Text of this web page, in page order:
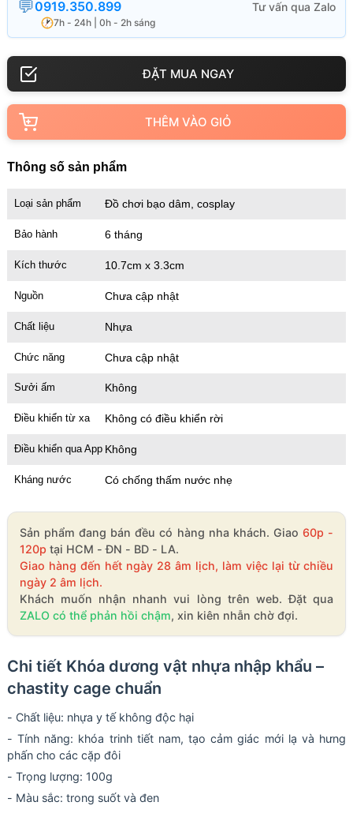
0919.350.899
7h - 24h | 0h - 2h sáng
THÊM VÀO GIỎ
Thông số sản phẩm
Loại sản phẩm Đồ chơi bạo dâm, cosplay
Bảo hành 6 tháng
Kích thước 10.7cm x 3.3cm
Nguồn Chưa cập nhật
Chất liệu Nhựa
Chức năng Chưa cập nhật
Sưởi ấm Không
Điều khiển từ xa Không có điều khiển rời
Điều khiển qua App Không
Kháng nước Có chống thấm nước nhẹ
Sản phẩm đang bán đều có hàng nha khách. Giao 60p -
120p tại HCM - ĐN - BD - LA.
Giao hàng đến hết ngày 28 âm lịch, làm việc lại từ chiều
ngày 2 âm lịch.
Khách muốn nhận nhanh vui lòng trên web. Đặt qua
ZALO có thể phản hồi chậm, xin kiên nhẫn chờ đợi.
Chi tiết Khóa dương vật nhựa nhập khẩu –
chastity cage chuẩn
- Chất liệu: nhựa y tế không độc hại
- Tính năng: khóa trinh tiết nam, tạo cảm giác mới lạ và hưng
phấn cho các cặp đôi
- Trọng lượng: 100g
- Màu sắc: trong suốt và đen